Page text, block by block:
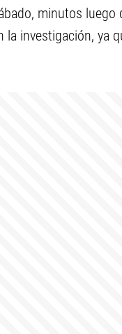
minutos luego
la investigación, ya